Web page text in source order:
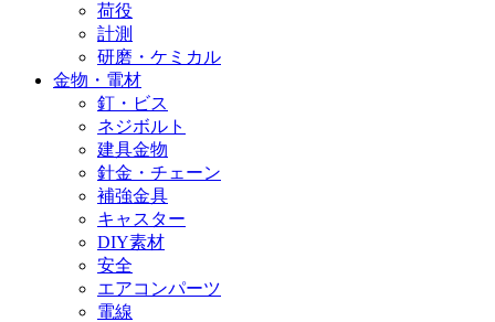
荷役
計測
研磨・ケミカル
金物・電材
釘・ビス
ネジボルト
建具金物
針金・チェーン
補強金具
キャスター
DIY素材
安全
エアコンパーツ
電線